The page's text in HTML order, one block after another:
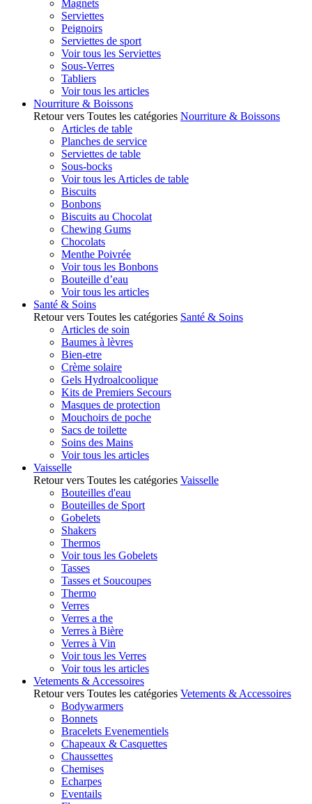
Magnets
Serviettes
Peignoirs
Serviettes de sport
Voir tous les Serviettes
Sous-Verres
Tabliers
Voir tous les articles
Nourriture & Boissons
Retour vers Toutes les catégories Nourriture & Boissons
Articles de table
Planches de service
Serviettes de table
Sous-bocks
Voir tous les Articles de table
Biscuits
Bonbons
Biscuits au Chocolat
Chewing Gums
Chocolats
Menthe Poivrée
Voir tous les Bonbons
Bouteille d’eau
Voir tous les articles
Santé & Soins
Retour vers Toutes les catégories Santé & Soins
Articles de soin
Baumes à lèvres
Bien-etre
Crème solaire
Gels Hydroalcoolique
Kits de Premiers Secours
Masques de protection
Mouchoirs de poche
Sacs de toilette
Soins des Mains
Voir tous les articles
Vaisselle
Retour vers Toutes les catégories Vaisselle
Bouteilles d'eau
Bouteilles de Sport
Gobelets
Shakers
Thermos
Voir tous les Gobelets
Tasses
Tasses et Soucoupes
Thermo
Verres
Verres a the
Verres à Bière
Verres à Vin
Voir tous les Verres
Voir tous les articles
Vetements & Accessoires
Retour vers Toutes les catégories Vetements & Accessoires
Bodywarmers
Bonnets
Bracelets Evenementiels
Chapeaux & Casquettes
Chaussettes
Chemises
Echarpes
Eventails